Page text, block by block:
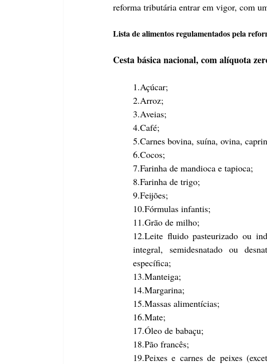
reforma tributária entrar em vigor, com
Lista de alimentos regulamentados pela
Cesta básica nacional, com alíquota
1.Açúcar;
2.Arroz;
3.Aveias;
4.Café;
5.Carnes bovina, suína, ovina,
6.Cocos;
7.Farinha de mandioca e tapioca;
8.Farinha de trigo;
9.Feijões;
10.Fórmulas infantis;
11.Grão de milho;
12.Leite fluido pasteurizado ou
integral, semidesnatado ou
específica;
13.Manteiga;
14.Margarina;
15.Massas alimentícias;
16.Mate;
17.Óleo de babaçu;
18.Pão francês;
19.Peixes e carnes de peixes